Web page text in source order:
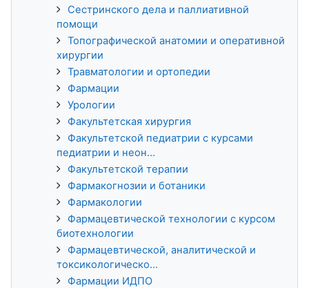
Сестринского дела и паллиативной
помощи
Топографической анатомии и оперативной
хирургии
Травматологии и ортопедии
Фармации
Урологии
Факультетская хирургия
Факультетской педиатрии с курсами
педиатрии и неон...
Факультетской терапии
Фармакогнозии и ботаники
Фармакологии
Фармацевтической технологии с курсом
биотехнологии
Фармацевтической, аналитической и
токсикологическо...
Фармации ИДПО